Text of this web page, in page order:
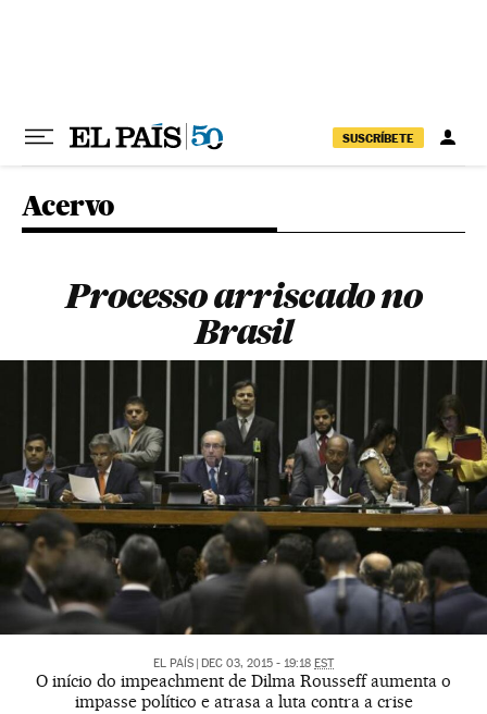
SUSCRÍBETE
Acervo
Processo arriscado no
Brasil
EL PAÍS DEC 03, 2015 - 19:18 EST
O início do impeachment de Dilma Rousseff aumenta o
impasse político e atrasa a luta contra a crise